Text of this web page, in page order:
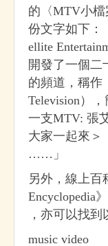
的〈MTV小
份文字如下：
ellite
開發了一個二
的頻道，稱作
Television）
一支MTV: 張
大家一起來＞
……」
另外，線上百
Encyclopedia
，亦可以找到
music video